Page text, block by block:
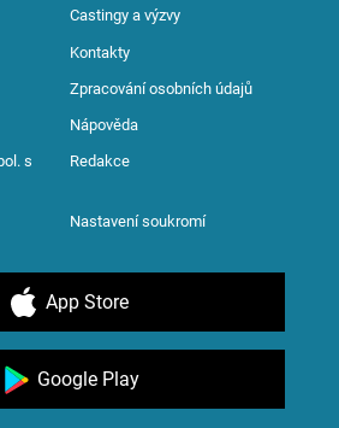
Castingy a výzvy
Kontakty
Zpracování osobních údajů
Nápověda
s
Redakce
Nastavení soukromí
App Store
Google Play